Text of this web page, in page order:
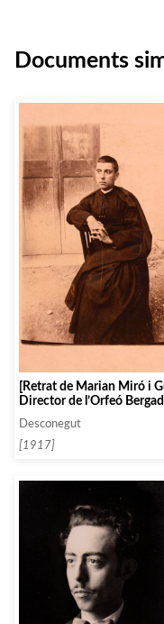
Documents
[Retrat de Marian Miró i
Director de l’Orfeó
Desconegut
[1917]